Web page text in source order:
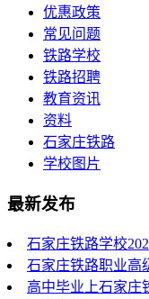
优惠政策
常见问题
铁路学校
铁路招聘
教育资讯
资料
石家庄铁路
学校图片
最新发布
石家庄铁路学校
石家庄铁路职业高
高中毕业上石家庄